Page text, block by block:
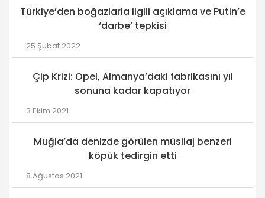
Türkiye’den boğazlarla ilgili açıklama ve Putin’e
‘darbe’ tepkisi
25 Şubat 2022
Çip Krizi: Opel, Almanya’daki fabrikasını yıl
sonuna kadar kapatıyor
3 Ekim 2021
Muğla’da denizde görülen müsilaj benzeri
köpük tedirgin etti
8 Ağustos 2021